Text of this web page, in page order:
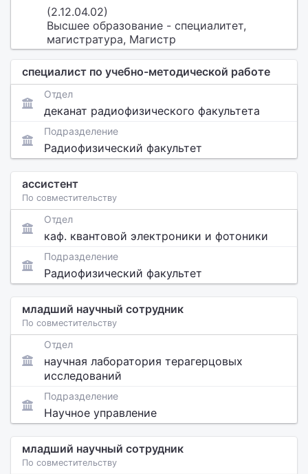
(2.12.04.02)
Высшее образование - специалитет,
магистратура, Магистр
специалист по учебно-методической работе
Отдел
деканат радиофизического факультета
Подразделение
Радиофизический факультет
ассистент
По совместительству
Отдел
каф. квантовой электроники и фотоники
Подразделение
Радиофизический факультет
младший научный сотрудник
По совместительству
Отдел
научная лаборатория терагерцовых
исследований
Подразделение
Научное управление
младший научный сотрудник
По совместительству